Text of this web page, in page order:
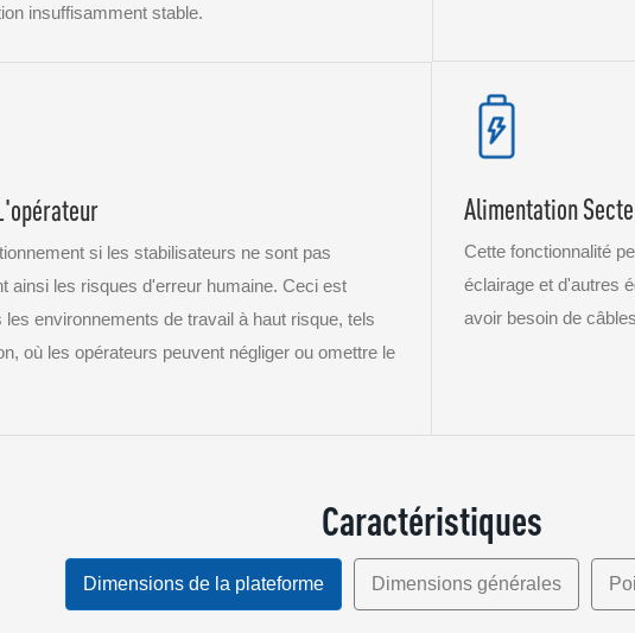
insuffisamment stable.
si les stabilisateurs ne sont pas
ainsi les risques d'erreur humaine. Ceci est
environnements de travail à haut risque, tels
où les opérateurs peuvent négliger ou omettre le
Alimentation
Cette fonctionnalité
éclairage et d'autres
avoir besoin de
Caractéristiques
Dimensions de la plateforme Dimensions générales